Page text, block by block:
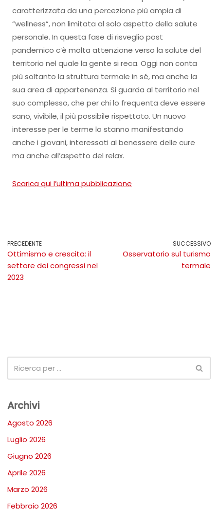
caratterizzata da una percezione più ampia di
“wellness”, non limitata al solo aspetto della salute
personale. In questa fase di risveglio post
pandemico c’è molta attenzione verso la salute del
territorio nel quale la gente si reca. Oggi non conta
più soltanto la struttura termale in sé, ma anche la
sua area di appartenenza. Si guarda al territorio nel
suo complesso, che per chi lo frequenta deve essere
sano, vivibile, il più possibile rispettato. Un nuovo
interesse per le terme lo stanno manifestando
anche i giovani, interessati al benessere delle cure
ma anche all’aspetto del relax.
Scarica qui l’ultima pubblicazione
PRECEDENTE
Ottimismo e crescita: il
settore dei congressi nel
2023
SUCCESSIVO
Osservatorio sul turismo
termale
Archivi
Agosto 2026
Luglio 2026
Giugno 2026
Aprile 2026
Marzo 2026
Febbraio 2026